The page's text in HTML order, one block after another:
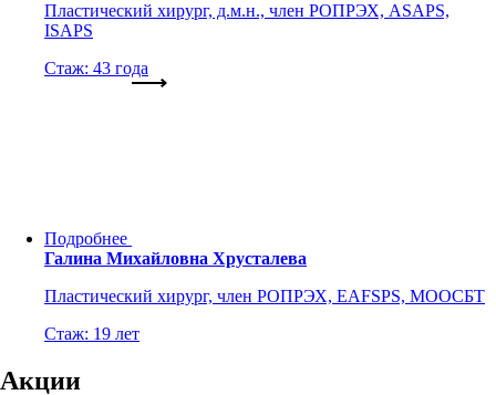
Пластический хирург, д.м.н., член РОПРЭХ, ASAPS,
ISAPS
Стаж: 43 года
Подробнее
Галина Михайловна Хрусталева
Пластический хирург, член РОПРЭХ, EAFSPS, МООСБТ
Стаж: 19 лет
Акции